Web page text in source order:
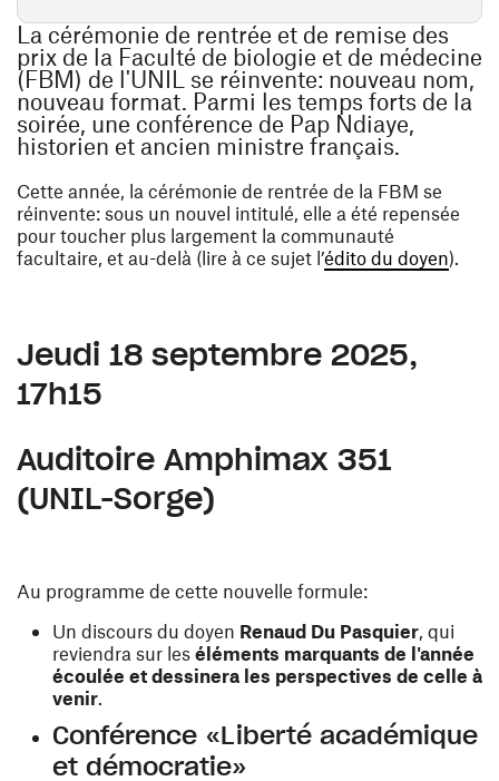
La cérémonie de rentrée et de remise des
prix de la Faculté de biologie et de médecine
(FBM) de l'UNIL se réinvente: nouveau nom,
nouveau format. Parmi les temps forts de la
soirée, une conférence de Pap Ndiaye,
historien et ancien ministre français.
Cette année, la cérémonie de rentrée de la FBM se
réinvente: sous un nouvel intitulé, elle a été repensée
pour toucher plus largement la communauté
facultaire, et au-delà (lire à ce sujet l’édito du doyen).
Jeudi 18 septembre 2025,
17h15
Auditoire Amphimax 351
(UNIL-Sorge)
Au programme de cette nouvelle formule:
Un discours du doyen Renaud Du Pasquier, qui
reviendra sur les éléments marquants de l'année
écoulée et dessinera les perspectives de celle à
venir.
Conférence «Liberté académique
et démocratie»